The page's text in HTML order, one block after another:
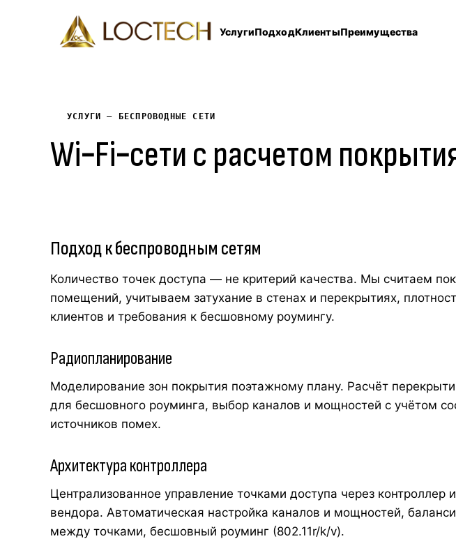
УслугиПодходКлиентыПреимущества
УСЛУГИ — БЕСПРОВОДНЫЕ СЕТИ
Wi‑Fi‑сети с расчетом
Подход к беспроводным сетям
Количество точек доступа — не критерий качества. Мы считаем
помещений, учитываем затухание в стенах и перекрытиях,
клиентов и требования к бесшовному роумингу.
Радиопланирование
Моделирование зон покрытия поэтажному плану. Расчёт
для бесшовного роуминга, выбор каналов и мощностей с учётом
источников помех.
Архитектура контроллера
Централизованное управление точками доступа через контроллер
вендора. Автоматическая настройка каналов и мощностей,
между точками, бесшовный роуминг (802.11r/k/v).